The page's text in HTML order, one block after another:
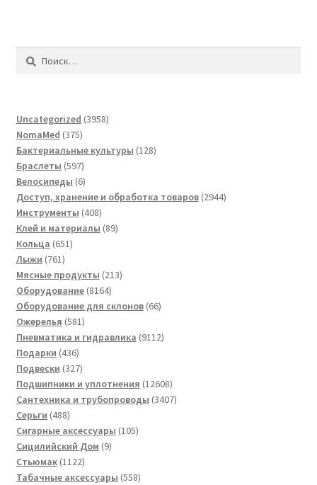
Найти:
Uncategorized 39583958
NomaMed 375375
товаров
Бактериальные культуры 128128
Браслеты 597597
товаров
Велосипеды 66
товаров
Доступ, хранение и обработка товаров 29442944
Инструменты 408408
товаров
Клей и материалы 8989
Кольца 651651
Лыжи 761761
товар
Мясные продукты 213213
Оборудование 81648164
товара
Оборудование для склонов 6666
Ожерелья 581581
товар
Пневматика и гидравлика 91129112
Подарки 436436
товаров
Подвески 327327
товаров
Подшипники и уплотнения 1260812608
товаров
Сантехника и трубопроводы 34073407
Серьги 488488
товаров
Сигарные аксессуары 105105
Сицилийский Дом 99
Стьюмак 11221122
товара
Табачные аксессуары 558558